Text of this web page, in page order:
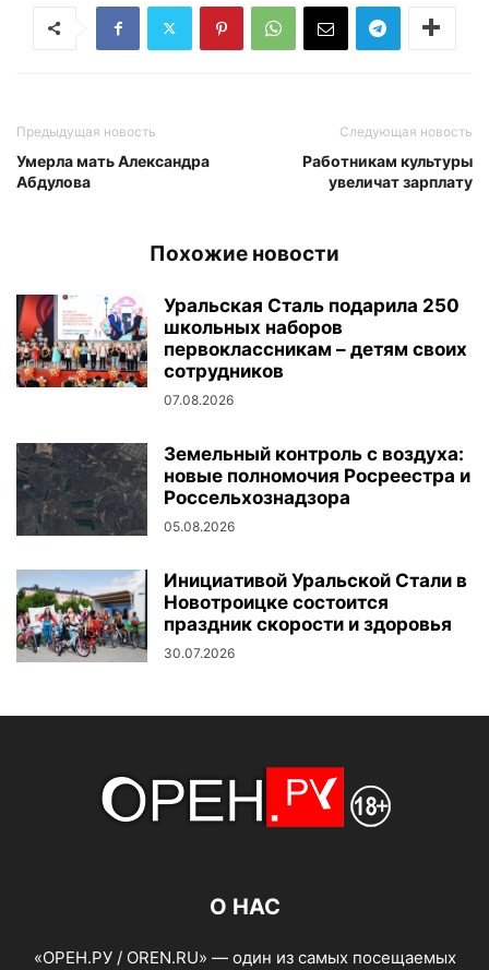
Предыдущая новость
Умерла мать Александра
Абдулова
Следующая новость
Работникам культуры
увеличат зарплату
Похожие новости
Уральская Сталь подарила 250
школьных наборов
первоклассникам – детям своих
сотрудников
07.08.2026
Земельный контроль с воздуха:
новые полномочия Росреестра и
Россельхознадзора
05.08.2026
Инициативой Уральской Стали в
Новотроицке состоится
праздник скорости и здоровья
30.07.2026
О НАС
«ОРЕН.РУ / OREN.RU» — один из самых посещаемых